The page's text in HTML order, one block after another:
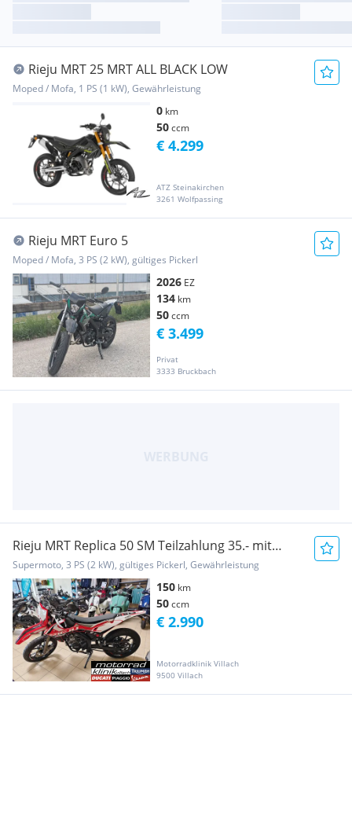
Rieju MRT 25 MRT ALL BLACK LOW
Moped / Mofa, 1 PS (1 kW), Gewährleistung
0 km
50ccm
ATZ Steinakirchen
3261 Wolfpassing
€ 4.299
Rieju MRT Euro 5
Moped / Mofa, 3 PS (2 kW), gültiges Pickerl
2026 EZ
134 km
50ccm
Privat
3333 Bruckbach
€ 3.499
Rieju MRT Replica 50 SM Teilzahlung 35.- mit
Werksgar...
Supermoto, 3 PS (2 kW), gültiges Pickerl, Gewährleistung
150 km
50ccm
Motorradklinik Villach
9500 Villach
€ 2.990